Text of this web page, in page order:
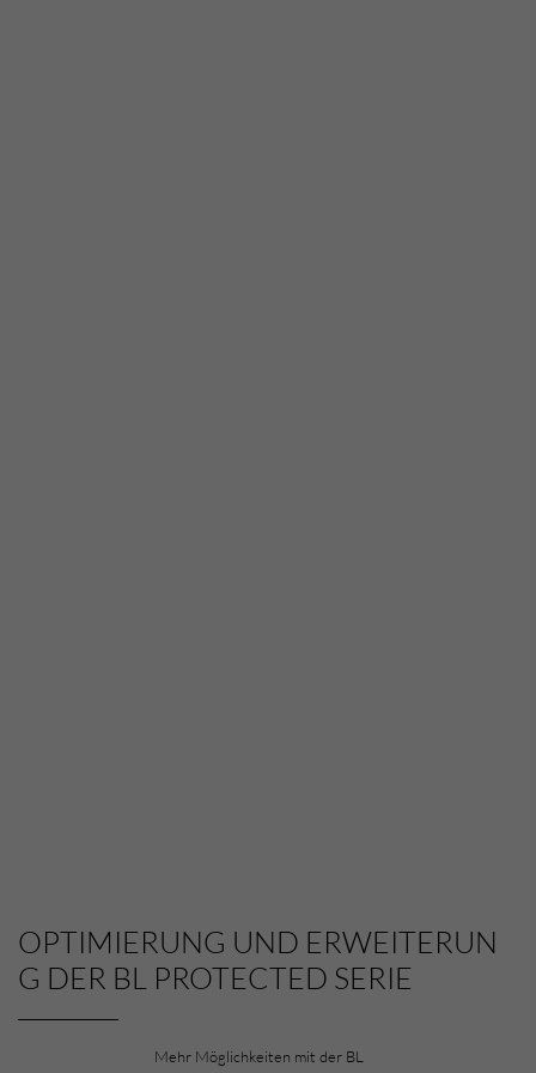
LIGHT:ENGINEERS BUILDING VALU
E
Wir stellen Licht nach Maß in unsren
OPTIMIERUNG UND ERWEITERUN
G DER BL PROTECTED SERIE
Mehr Möglichkeiten mit der BL